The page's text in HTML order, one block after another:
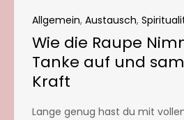
Allgemein, Austausch,
Wie die Raupe
Tanke auf und
Kraft
Lange genug hast du mit